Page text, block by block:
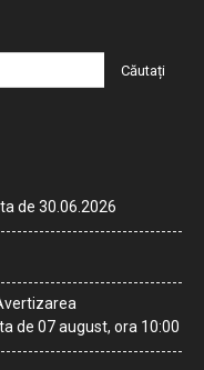
de 30.06.2026
de 07 august, ora 10:00